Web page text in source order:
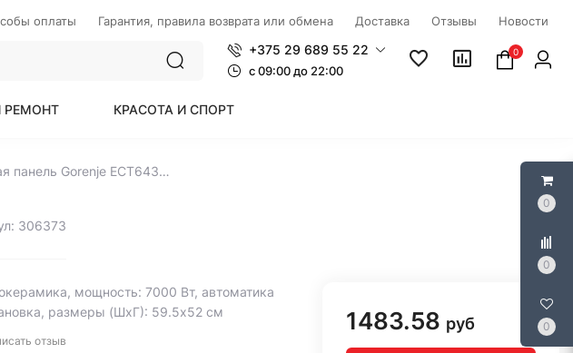
0
0
0
оплаты Гарантия, правила возврата или обмена Доставка Отзывы Новости
+375 29 689 55 22
c 09:00 до 22:00
0
РЕМОНТ КРАСОТА И СПОРТ
Варочная панель Gorenje ECT643SYW
306373
мощность: 7000 Вт, автоматика
размеры (ШхГ): 59.5x52 см
отзыв
1483.58 руб